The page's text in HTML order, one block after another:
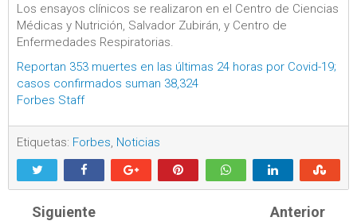
Los ensayos clínicos se realizaron en el Centro de Ciencias
Médicas y Nutrición, Salvador Zubirán, y Centro de
Enfermedades Respiratorias.
Reportan 353 muertes en las últimas 24 horas por Covid-19;
casos confirmados suman 38,324
Forbes Staff
Etiquetas: Forbes Noticias
Siguiente Anterior